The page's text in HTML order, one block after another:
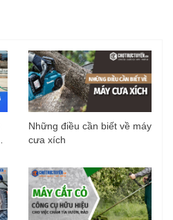
Những điều cần biết về máy
cưa xích